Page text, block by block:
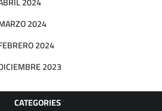
2024
2024
2023
CATEGORIES